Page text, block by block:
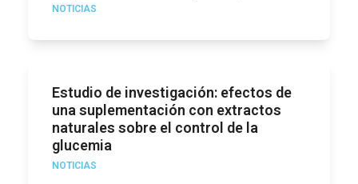
NOTICIAS
Estudio de investigación: efectos de
una suplementación con extractos
naturales sobre el control de la
glucemia
NOTICIAS